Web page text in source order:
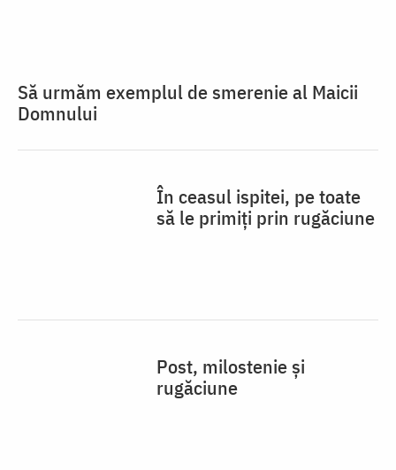
Să urmăm exemplul de smerenie al Maicii
Domnului
În ceasul ispitei, pe toate
să le primiți prin rugăciune